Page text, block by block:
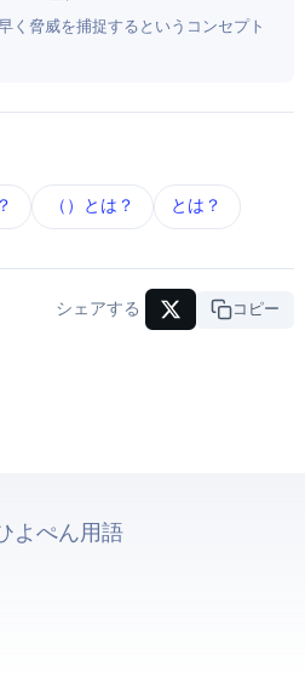
く脅威を捕捉するというコンセプト
eBPF（extended Berkeley Packet Filter） とは？ Kubernetes とは？
シェアする URLコピー
ぺんIT用語. All rights reserved.